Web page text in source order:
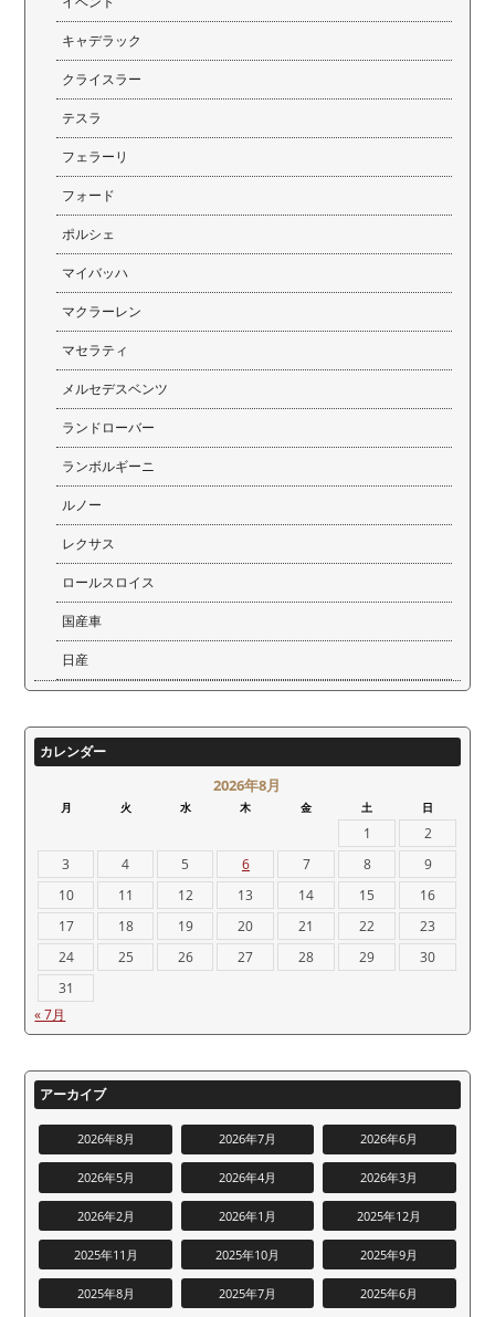
キャデラック
クライスラー
テスラ
フェラーリ
フォード
ポルシェ
マイバッハ
マクラーレン
マセラティ
メルセデスベンツ
ランドローバー
ランボルギーニ
ルノー
レクサス
ロールスロイス
国産車
日産
カレンダー
2026年8月
月 火 水 木 金 土 日
1
2
3
4 5 6 7 8
9
10
11 12 13 14 15
16
17
18 19 20 21 22
23
24
25 26 27 28 29
30
31
« 7月
アーカイブ
2026年8月 2026年7月 2026年6月
2026年5月 2026年4月 2026年3月
2026年2月 2026年1月 2025年12月
2025年11月 2025年10月 2025年9月
2025年8月 2025年7月 2025年6月